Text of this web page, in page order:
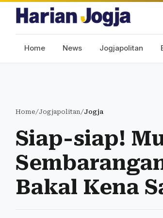
Home News Jogjapolitan
Home/Jogjapolitan/Jogja
Siap-siap!
Bakal Kena